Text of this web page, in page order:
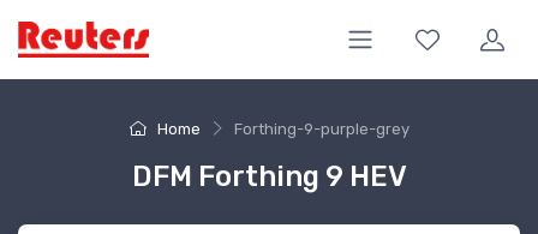
Home Forthing-9-purple-grey
DFM Forthing 9 HEV